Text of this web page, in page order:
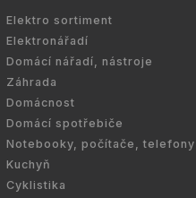
Elektro sortiment
Elektronářadí
Domácí nářadí, nástroje
Záhrada
Domácnost
Domácí spotřebiče
Notebooky, počítače, telefony
Kuchyň
Cyklistika